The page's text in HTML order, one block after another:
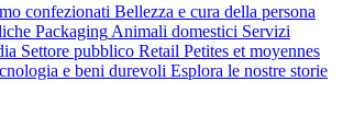
confezionati Bellezza e cura della persona
Packaging Animali domestici Servizi
Settore pubblico Retail Petites et moyennes
e beni durevoli Esplora le nostre storie